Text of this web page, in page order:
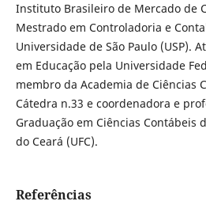
Instituto Brasileiro de Mercado de
Mestrado em Controladoria e
Universidade de São Paulo (USP).
em Educação pela Universidade
membro da Academia de Ciências
Cátedra n.33 e coordenadora e
Graduação em Ciências Contábeis
do Ceará (UFC).
Referências